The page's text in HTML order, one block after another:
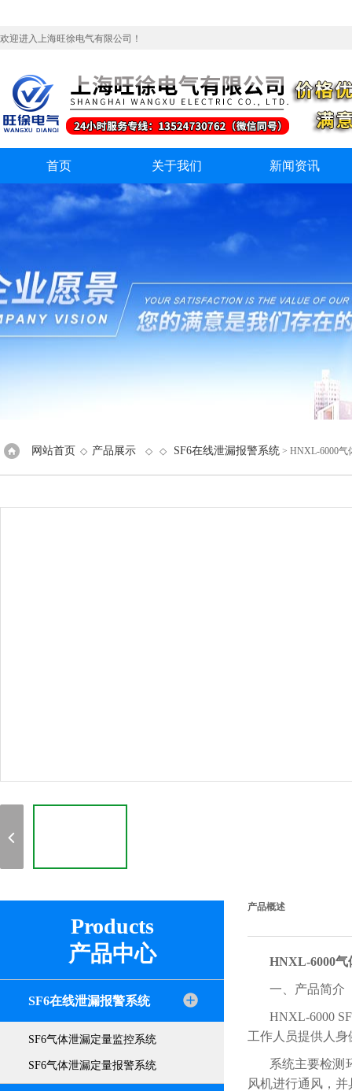
欢迎进入上海旺徐电气有限公司！
首页 关于我们 新闻资讯
网站首页 ◇ 产品展示 ◇ ◇ SF6在线泄漏报警系统 > HNXL-6000气
Products
产品中心
SF6在线泄漏报警系统
SF6气体泄漏定量监控系统
SF6气体泄漏定量报警系统
产品概述
HNXL-6000气
一、产品简介
HNXL-6000
工作人员提供人
系统主要检测
风机进行通风，